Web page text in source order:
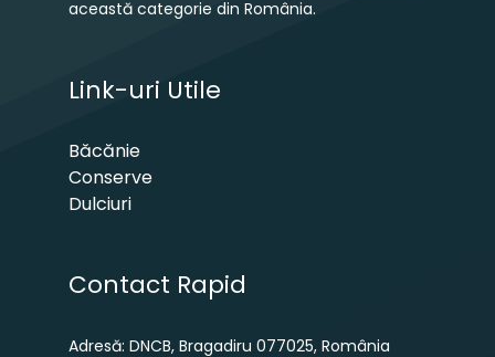
această categorie din România.
Link-uri Utile
Băcănie
Conserve
Dulciuri
Contact Rapid
Adresă: DNCB, Bragadiru 077025, România